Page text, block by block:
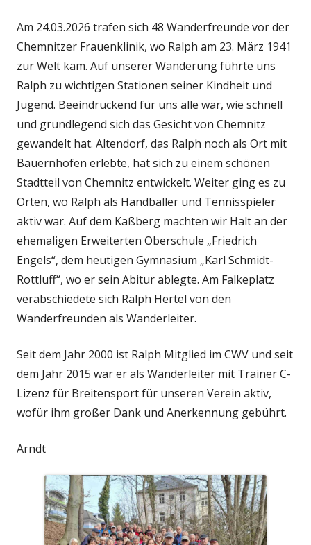
Am 24.03.2026 trafen sich 48 Wanderfreunde vor der
Chemnitzer Frauenklinik, wo Ralph am 23. März 1941
zur Welt kam. Auf unserer Wanderung führte uns
Ralph zu wichtigen Stationen seiner Kindheit und
Jugend. Beeindruckend für uns alle war, wie schnell
und grundlegend sich das Gesicht von Chemnitz
gewandelt hat. Altendorf, das Ralph noch als Ort mit
Bauernhöfen erlebte, hat sich zu einem schönen
Stadtteil von Chemnitz entwickelt. Weiter ging es zu
Orten, wo Ralph als Handballer und Tennisspieler
aktiv war. Auf dem Kaßberg machten wir Halt an der
ehemaligen Erweiterten Oberschule „Friedrich
Engels“, dem heutigen Gymnasium „Karl Schmidt-
Rottluff“, wo er sein Abitur ablegte. Am Falkeplatz
verabschiedete sich Ralph Hertel von den
Wanderfreunden als Wanderleiter.
Seit dem Jahr 2000 ist Ralph Mitglied im CWV und seit
dem Jahr 2015 war er als Wanderleiter mit Trainer C-
Lizenz für Breitensport für unseren Verein aktiv,
wofür ihm großer Dank und Anerkennung gebührt.
Arndt